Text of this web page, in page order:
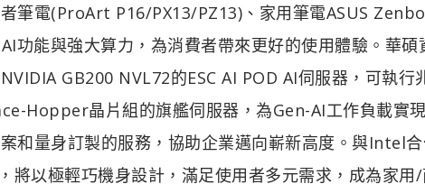
筆電(ProArt P16/PX13/PZ13)、家用筆電ASUS
功能與強大算力，為消費者帶來更好的使用體驗。華碩
GB200 NVL72的ESC AI POD AI伺服器，可執行
Hopper晶片組的旗艦伺服器，為Gen-AI工作負載實
和量身訂製的服務，協助企業邁向嶄新高度。與Intel
將以極輕巧機身設計，滿足使用者多元需求，成為家用